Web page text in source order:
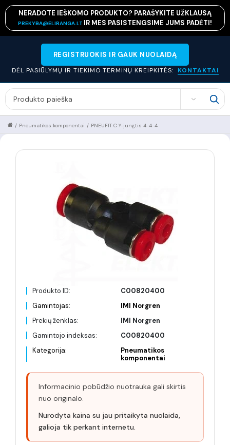
NERADOTE IEŠKOMO PRODUKTO? PARAŠYKITE UŽKLAUSĄ
PREKYBA@ELIRANGA.LT IR MES PASISTENGSIME JUMS PADĖTI!
REGISTRUOKIS IR GAUK NUOLAIDĄ
DĖL PASIŪLYMŲ IR TIEKIMO TERMINŲ KREIPKITĖS: KONTAKTAI
SEARCH
PNEUFIT C Y-jungtis 4-4-4
/
Pneumatikos komponentai
/
Produkto ID:
C00820400
Gamintojas:
IMI Norgren
Prekių ženklas:
IMI Norgren
Gamintojo indeksas:
C00820400
Kategorija:
Pneumatikos
komponentai
Informacinio pobūdžio nuotrauka gali skirtis
nuo originalo.
Nurodyta kaina su jau pritaikyta nuolaida,
galioja tik perkant internetu.